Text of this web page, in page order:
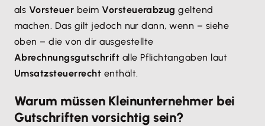
als Vorsteuer beim Vorsteuerabzug geltend
machen. Das gilt jedoch nur dann, wenn – siehe
oben – die von dir ausgestellte
Abrechnungsgutschrift alle Pflichtangaben laut
Umsatzsteuerrecht enthält.
Warum müssen Kleinunternehmer bei
Gutschriften vorsichtig sein?